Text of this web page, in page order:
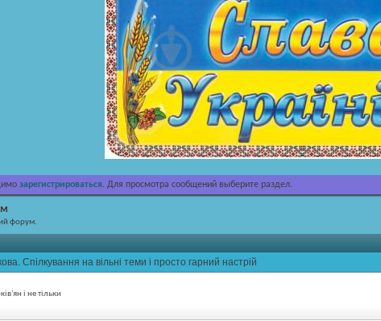
зарегистрироваться. Для просмотра сообщений выберите раздел.
форум.
Спілкування на вільні теми і просто гарний настрій
і не тільки